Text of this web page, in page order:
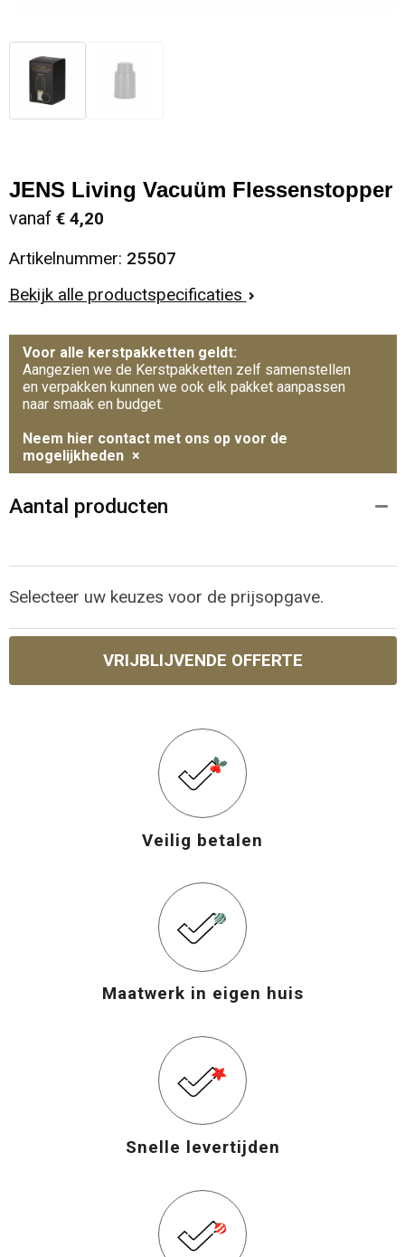
JENS Living Vacuüm Flessenstopper
vanaf € 4,20
Artikelnummer: 25507
Bekijk alle productspecificaties
Voor alle kerstpakketten geldt:
Aangezien we de Kerstpakketten zelf samenstellen
en verpakken kunnen we ook elk pakket aanpassen
naar smaak en budget.
Neem hier contact met ons op voor de
mogelijkheden ×
Aantal producten
Selecteer uw keuzes voor de prijsopgave.
VRIJBLIJVENDE OFFERTE
Veilig betalen
Maatwerk in eigen huis
Snelle levertijden